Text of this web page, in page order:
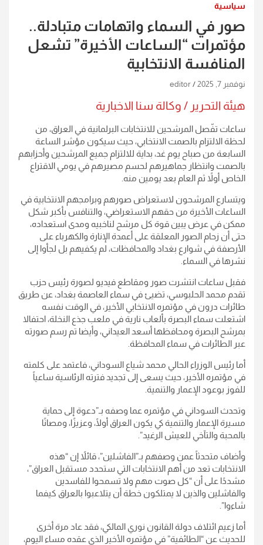
سياسية
صور في السماء واتهامات متبادلة..
مؤتمرات “الساعات الأخيرة” تشعل
المنافسة الانتخابية
نوفمبر 7, 2025 editor
هيئة التحرير / وكالة سنا الاخبارية
ساعات تفّصل المرشحين للانتخابات البرلمانية في العراق، من
لحظة الالتزام بالصمت الانتخابي، حيث سيكون مؤشر الساعة
السابعة من صباح يوم غد، بداية للالتزام جميع المرشحين وأحزابهم
بالصمت وانتظار جماهيرهم لحسم مصيرهم في يومي الاقتراع
الخاص أولاً ثم العام بعد يومين منه.
ويتسارع المرشحون لاستعراض صورهم وبرامجهم الانتخابية في
الساعات الأخيرة من حقهم الاستعراضي، والتنافس بأكبر شكل
ممكن في عرض يبين قوة كل مرشح لناخبيه ومدى استعداده،
حتى أن زحام الصور المعلقة على أعمدة الإنارة والكهرباء على
الأرصفة في شوارع بغداد والمحافظات، لم يكفيهم بل لجأوا إلى
نشرها في السماء.
فقبل ساعات انتشرت صور ومقاطع فيديو لصورة رئيس حزب
تقدم محمد الحلبوسي، تضيئ في سماء العاصمة بغداد، عن طريق
طائرات درون في مؤتمره الانتخابي الأخير، في الوقت نفسه
اشتعلت سماء البصرة بألعاب نارية في ملعب جذع النخلة، احتفالا
بمرشح البصرة ومحافظها أسعد العيداني، وأيضا تم رسم صورته
عبر الطائرات في سماء المحافظة.
أما رئيس الوزراء الحالي محمد شياع السوداني، فاعتمد على كلمته
في مؤتمره الأخير، حيث يسعى إلى تجديد فترته الرئاسية ساعياً
للفوز بوعود الإعمار والتنمية.
وتحدث السوداني في مؤتمره عما وصفه بـ”دعوة إلى حماية
مسيرة الإعمار والتنمية كي يكون العراق أولًا، وعزيزًا، ومصانًا
بالمحبة والتآخي للعيش الرغيد”.
وأضاف متحدثاً عمن وصفهم بـ”الفاشلين”، قائلاً إن “هذه
الانتخابات تعد من أهم الانتخابات التي ستحدد مستقبل العراق”،
مشددًا على أن “كل صوت مهم ولا تسمحوا للفاسدين
والفاشلين والذين لا يمتلكون خطة أن يتلاعبوا بالعراق كيفما
شاءوا”.
أما زعيم ائتلاف دولة القانون نوري المالكي، فقد عاد مرة أخرى
للحديث عن “الطائفية” في مؤتمره الأخير الذي عقده مساء اليوم،